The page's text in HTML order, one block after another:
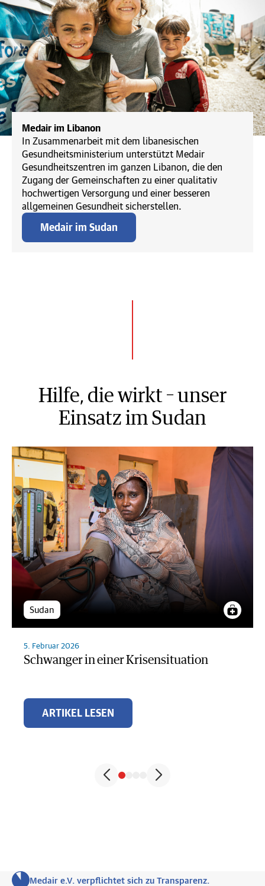
Medair im Libanon
In Zusammenarbeit mit dem libanesischen
Gesundheitsministerium unterstützt Medair
Gesundheitszentren im ganzen Libanon, die den
Zugang der Gemeinschaften zu einer qualitativ
hochwertigen Versorgung und einer besseren
allgemeinen Gesundheit sicherstellen.
Medair im Sudan
Hilfe, die wirkt – unser
Einsatz im Sudan
Sudan
5. Februar 2026
Schwanger in einer Krisensituation
ARTIKEL LESEN
Medair e.V. verpflichtet sich zu Transparenz.